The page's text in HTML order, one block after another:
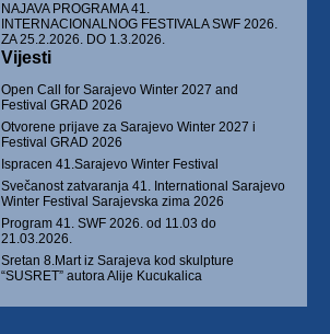
NAJAVA PROGRAMA 41.
INTERNACIONALNOG FESTIVALA SWF 2026.
ZA 25.2.2026. DO 1.3.2026.
Vijesti
Open Call for Sarajevo Winter 2027 and
Festival GRAD 2026
Otvorene prijave za Sarajevo Winter 2027 i
Festival GRAD 2026
Ispracen 41.Sarajevo Winter Festival
Svečanost zatvaranja 41. International Sarajevo
Winter Festival Sarajevska zima 2026
Program 41. SWF 2026. od 11.03 do
21.03.2026.
Sretan 8.Mart iz Sarajeva kod skulpture
“SUSRET” autora Alije Kucukalica